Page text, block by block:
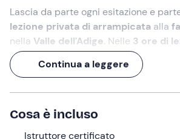
Lascia da parte ogni esitazione e
lezione privata di arrampicata alla
nella Valle dell'Adige. Nelle 3 ore di
istruttore certificatosarà lì soltanto
passo passo fino allaconquista della
Preparati a vivere
goditi la soddisfazione di raggiungere
Continua a leggere
Cosa è incluso
Istruttore certificato